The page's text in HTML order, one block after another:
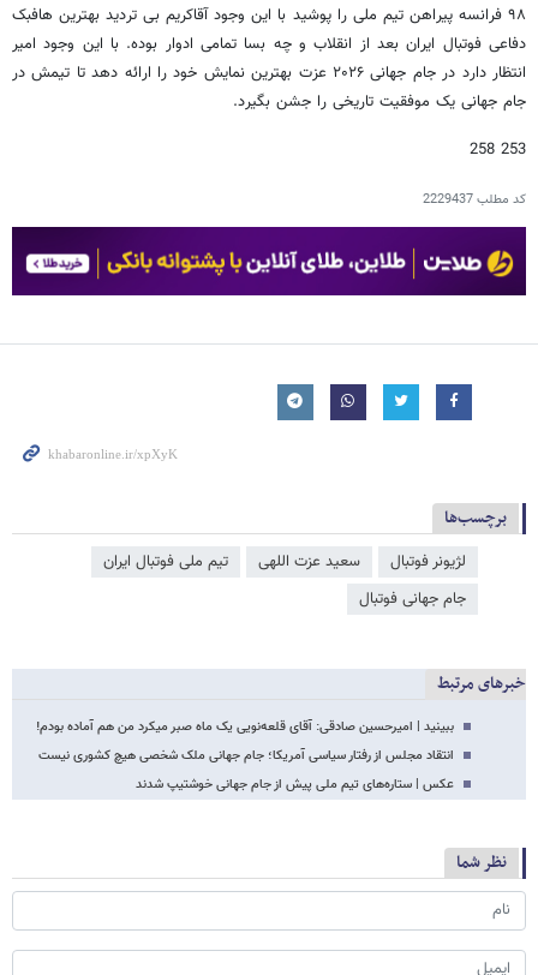
۹۸ فرانسه پیراهن تیم ملی را پوشید با این وجود آقاکریم بی تردید بهترین هافبک
دفاعی فوتبال ایران بعد از انقلاب و چه بسا تمامی ادوار بوده. با این وجود امیر
انتظار دارد در جام جهانی ۲۰۲۶ عزت بهترین نمایش خود را ارائه دهد تا تیمش در
جام جهانی یک موفقیت تاریخی را جشن بگیرد.
253 258
کد مطلب2229437
برچسب‌ها
لژیونر فوتبال سعید عزت اللهی
تیم ملی فوتبال ایران
جام جهانی فوتبال
خبرهای مرتبط
ببینید | امیرحسین صادقی: آقای قلعه‌نویی یک ماه صبر میکرد من هم آماده بودم!
انتقاد مجلس از رفتار سیاسی آمریکا؛ جام جهانی ملک شخصی هیچ کشوری نیست
عکس | ستاره‌های تیم ملی پیش از جام جهانی خوشتیپ شدند
نظر شما